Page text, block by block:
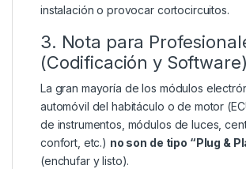
instalación o provocar cortocircuitos.
3. Nota para
(Codificación y Software)
La gran mayoría de los módulos
automóvil del habitáculo o de motor
de instrumentos, módulos de luces,
confort, etc.) no son de tipo “Plug &
(enchufar y listo).